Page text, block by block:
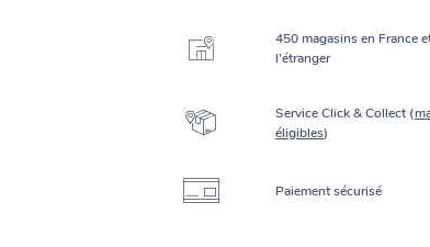
450 magasins en France
l’étranger
Service Click & Collect (
éligibles)
Paiement sécurisé